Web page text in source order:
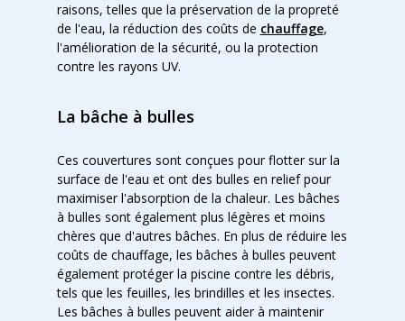
raisons, telles que la préservation de la propreté
de l'eau, la réduction des coûts de chauffage,
l'amélioration de la sécurité, ou la protection
contre les rayons UV.
La bâche à bulles
Ces couvertures sont conçues pour flotter sur la
surface de l'eau et ont des bulles en relief pour
maximiser l'absorption de la chaleur. Les bâches
à bulles sont également plus légères et moins
chères que d'autres bâches. En plus de réduire les
coûts de chauffage, les bâches à bulles peuvent
également protéger la piscine contre les débris,
tels que les feuilles, les brindilles et les insectes.
Les bâches à bulles peuvent aider à maintenir